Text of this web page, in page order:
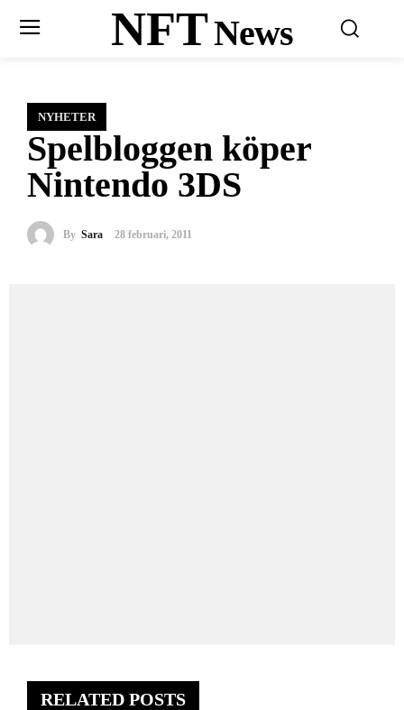
NFTNews
NYHETER
Spelbloggen köper
Nintendo 3DS
By Sara 28 februari, 2011
RELATED POSTS